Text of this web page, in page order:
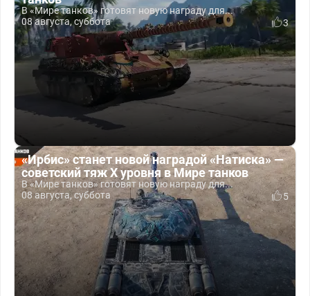
В «Мире танков» готовят новую награду для...
08 августа, суббота
3
«Ирбис» станет новой наградой «Натиска» —
советский тяж X уровня в Мире танков
В «Мире танков» готовят новую награду для...
08 августа, суббота
5